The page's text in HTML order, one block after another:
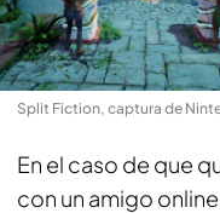
Split Fiction, captura de
En el caso de que
con un amigo